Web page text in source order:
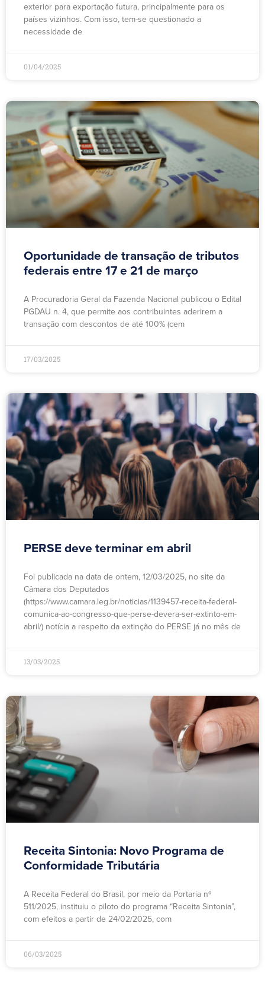
exterior para exportação futura, principalmente para os
países vizinhos. Com isso, tem-se questionado a
necessidade de
01/04/2025
Oportunidade de transação de tributos
federais entre 17 e 21 de março
A Procuradoria Geral da Fazenda Nacional publicou o Edital
PGDAU n. 4, que permite aos contribuintes aderirem a
transação com descontos de até 100% (cem
17/03/2025
PERSE deve terminar em abril
Foi publicada na data de ontem, 12/03/2025, no site da
Câmara dos Deputados
(https://www.camara.leg.br/noticias/1139457-receita-federal-
comunica-ao-congresso-que-perse-devera-ser-extinto-em-
abril/) notícia a respeito da extinção do PERSE já no mês de
13/03/2025
Receita Sintonia: Novo Programa de
Conformidade Tributária
A Receita Federal do Brasil, por meio da Portaria nº
511/2025, instituiu o piloto do programa “Receita Sintonia”,
com efeitos a partir de 24/02/2025, com
06/03/2025